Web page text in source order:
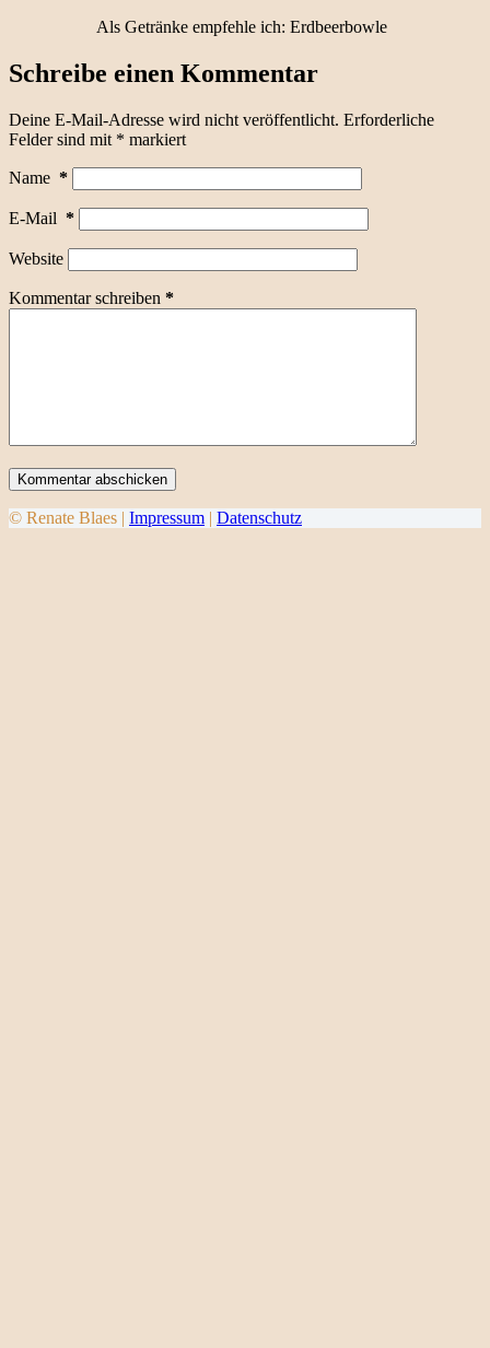
Als Getränke empfehle ich: Erdbeerbowle
Schreibe einen Kommentar
Deine E-Mail-Adresse wird nicht veröffentlicht. Erforderliche
Felder sind mit * markiert
Name *
E-Mail *
Website
Kommentar schreiben *
Kommentar abschicken
© Renate Blaes | Impressum | Datenschutz